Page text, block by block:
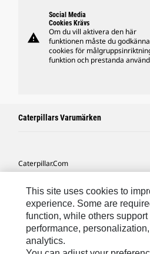
warning
Social Media
Cookies Krävs
Om du vill aktivera den här
funktionen måste du
cookies för
funktion och prestanda
Caterpillars Varumärken
Caterpillar.com
Mina Marknadsföringspreferenser
Platskarta
Cookie Settings
This site uses cookies to
experience. Some are
function, while others support
performance,
analytics.